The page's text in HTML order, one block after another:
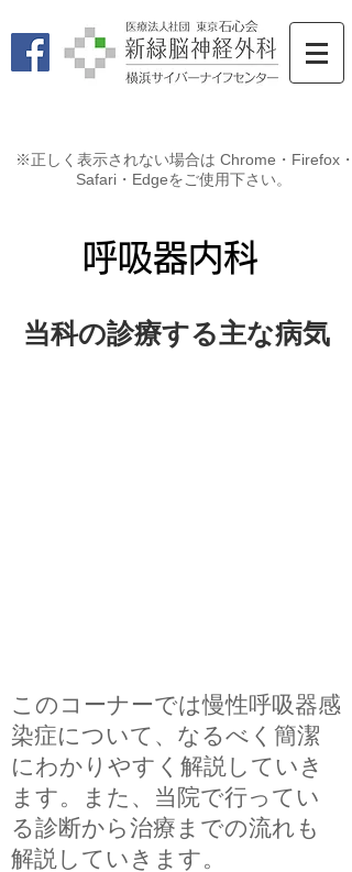
※正しく表示されない場合は Chrome・Firefox・
Safari・Edgeをご使用下さい。
​呼吸器内科
当科の診療する主な病気
このコーナーでは慢性呼吸器感
染症について、なるべく簡潔
にわかりやすく解説していき
ます。また、当院で行ってい
る診断から治療までの流れも
解説していきます。